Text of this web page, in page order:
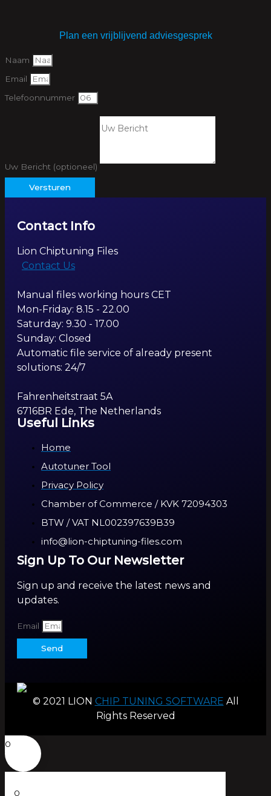
Plan een vrijblijvend adviesgesprek
Naam
Email
Telefoonnummer
Uw Bericht (optioneel)
Versturen
Contact Info
Lion Chiptuning Files
Contact Us
Manual files working hours CET
Mon-Friday: 8.15 - 22.00
Saturday: 9.30 - 17.00
Sunday: Closed
Automatic file service of already present
solutions: 24/7
Fahrenheitstraat 5A
6716BR Ede, The Netherlands
Useful Links
Home
Autotuner Tool
Privacy Policy
Chamber of Commerce / KVK 72094303
BTW / VAT NL002397639B39
info@lion-chiptuning-files.com
Sign Up To Our Newsletter
Sign up and receive the latest news and
updates.
Email
Send
© 2021 LION CHIP TUNING SOFTWARE All
Rights Reserved
0
0